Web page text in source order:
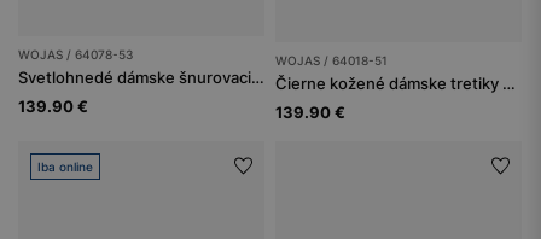
WOJAS / 64078-53
Svetlohnedé dámske šnurovacie čižmy
139.90 €
WOJAS / 64018-51
Čierne kožené dámske tretiky na jeseň
139.90 €
Iba online